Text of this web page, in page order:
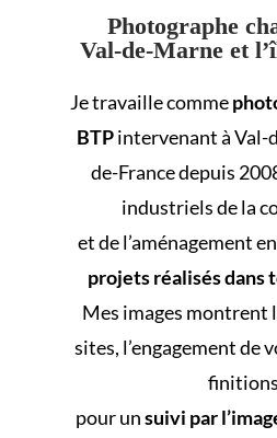
Photographe
Val-de-Marne et
Je travaille comme
BTPintervenant à Val-
de-France depuis
industriels de la
et de l’aménagement en
projets réalisés dans
Mes images montrent
sites, l’engagement de
pour unsuivi par